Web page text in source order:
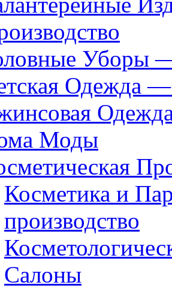
Уборы
Одежда
Моды
Косметика и
производство
Салоны